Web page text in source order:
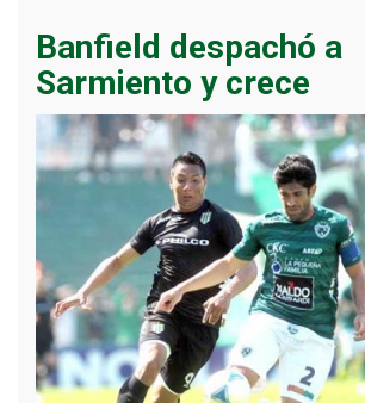
Banfield despachó a
Sarmiento y crece